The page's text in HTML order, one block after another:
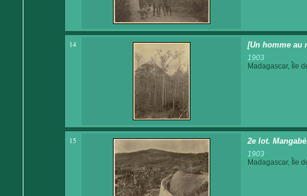
14 [Un homme au
1903
Madagascar, Île
15 2e lot.
1903
Madagascar, Île